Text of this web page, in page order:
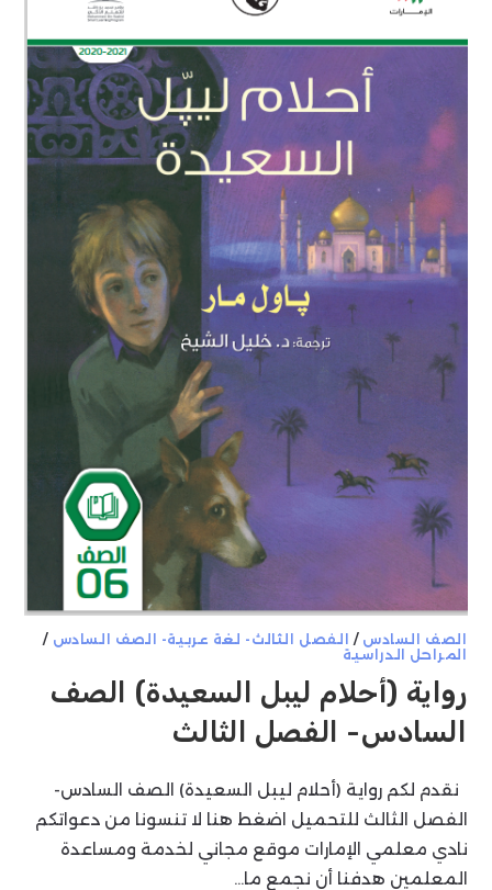
الصف السادس / الفصل الثالث- لغة عربية- الصف السادس /
المراحل الدراسية
رواية (أحلام ليبل السعيدة) الصف
السادس- الفصل الثالث
نقدم لكم رواية (أحلام ليبل السعيدة) الصف السادس-
الفصل الثالث للتحميل اضغط هنا لا تنسونا من دعواتكم
نادي معلمي الإمارات موقع مجاني لخدمة ومساعدة
المعلمين هدفنا أن نجمع ما…